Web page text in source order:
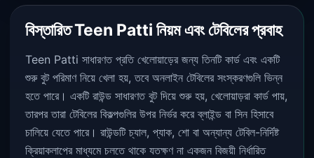
বিস্তারিত Teen Patti নিয়ম এবং টেবিলের প্রবাহ
Teen Patti সাধারণত প্রতি খেলোয়াড়ের জন্য তিনটি কার্ড এবং একটি
শুরু বুট পরিমাণ নিয়ে খেলা হয়, তবে অনলাইন টেবিলের সংস্করণগুলি ভিন্ন
হতে পারে। একটি রাউন্ড সাধারণত বুট দিয়ে শুরু হয়, খেলোয়াড়রা কার্ড পায়,
তারপর তারা টেবিলের বিকল্পগুলির উপর নির্ভর করে ব্লাইন্ড বা সিন হিসাবে
চালিয়ে যেতে পারে। রাউন্ডটি চ্যাল, প্যাক, শো বা অন্যান্য টেবিল-নির্দিষ্ট
ক্রিয়াকলাপের মাধ্যমে চলতে থাকে যতক্ষণ না একজন বিজয়ী নির্ধারিত